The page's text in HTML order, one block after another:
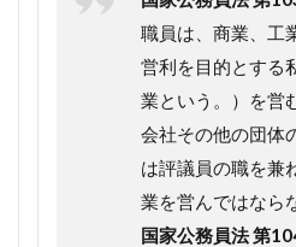
職員は、商業、工
営利を目的とする
業という。）を営
会社その他の団体
は評議員の職を兼
業を営んではなら
国家公務員法 第